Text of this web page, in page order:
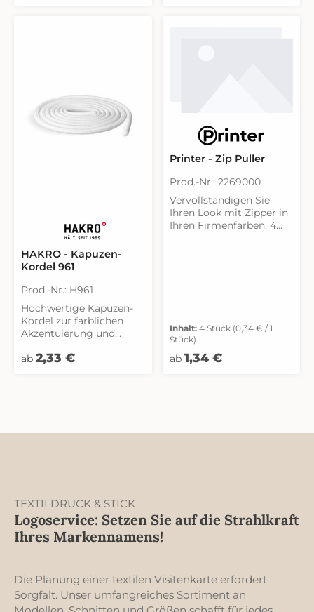
100 % Polyester, mit
reflektierendem Faden
HAKRO - Kapuzen-
Kordel 961
Prod.-Nr.: H961
Hochwertige Kapuzen-
Kordel zur farblichen
Akzentuierung und
Kapuzen-Sweatshirts
Geschlecht: Unisex
Regulärer Preis:
ab2,33 €
Printer - Zip Puller
Prod.-Nr.: 2269000
Vervollständigen Sie
Ihren Look mit Zipper in
Ihren Firmenfarben. 4
Inhalt: 4 Stück (0,34 € / 1
Stück)
Regulärer Preis:
ab 1,34 €
TEXTILDRUCK & STICK
Logoservice: Setzen Sie auf die Strahlkraft
Ihres Markennamens!
Die Planung einer textilen Visitenkarte erfordert
Sorgfalt. Unser umfangreiches Sortiment an